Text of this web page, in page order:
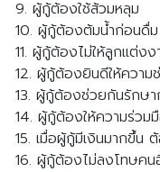
9. ผู้กู้ต้องใช้ส้วมหลุม
10. ผู้กู้ต้องต้มน้ำก่อนดื่ม
11. ผู้กู้ต้องไม่ให้ลูกแต่ง
12. ผู้กู้ต้องยินดีให้ความ
13. ผู้กู้ต้องช่วยกันรักษา
14. ผู้กู้ต้องให้ความร่วม
15. เมื่อผู้กู้มีเงินมากขึ้น
16. ผู้กู้ต้องไม่ลงโทษคน